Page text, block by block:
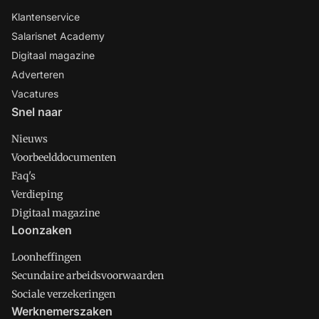
Klantenservice
Salarisnet Academy
Digitaal magazine
Adverteren
Vacatures
Snel naar
Nieuws
Voorbeelddocumenten
Faq's
Verdieping
Digitaal magazine
Loonzaken
Loonheffingen
Secundaire arbeidsvoorwaarden
Sociale verzekeringen
Werknemerszaken